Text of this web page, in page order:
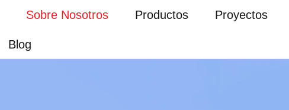
Sobre Nosotros Productos Proyectos
Blog